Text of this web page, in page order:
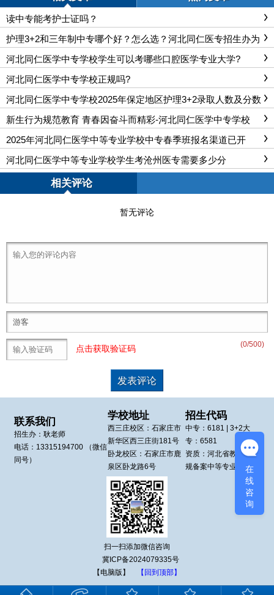
读中专能考护士证吗？
护理3+2和三年制中专哪个好？怎么选？河北同仁医专招生办为
你详细解读
河北同仁医学中专学校学生可以考哪些口腔医学专业大学?
河北同仁医学中专学校正规吗?
河北同仁医学中专学校2025年保定地区护理3+2录取人数及分数
线
新生行为规范教育 青春因奋斗而精彩-河北同仁医学中专学校
2025年河北同仁医学中等专业学校中专春季班报名渠道已开
启！
河北同仁医学中等专业学校学生考沧州医专需要多少分
相关评论
暂无评论
(0/500)
点击获取验证码
联系我们
招生办： 耿老师
电话： 13315194700（微信
同号）
学校地址
西三庄校区： 石家庄市
新华区西三庄街181号
卧龙校区： 石家庄市鹿
泉区卧龙路6号
招生代码
中专： 6181 | 3+2大
专： 6581
资质：河北省教育厅正
规备案中等专业学校
扫一扫添加微信咨询
冀ICP备2024079335号
【电脑版】
【回到顶部】
在
线
咨
询